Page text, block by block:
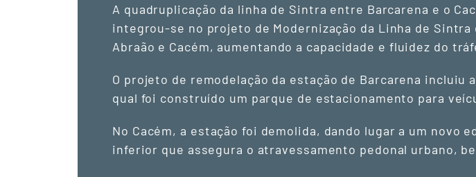
A quadruplicação da linha de Sintra entre Barcarena e o
integrou-se no projeto de Modernização da Linha de
Abraão e Cacém, aumentando a capacidade e fluidez do
O projeto de remodelação da estação de Barcarena
qual foi construído um parque de estacionamento para
No Cacém, a estação foi demolida, dando lugar a um novo
inferior que assegura o atravessamento pedonal urbano,